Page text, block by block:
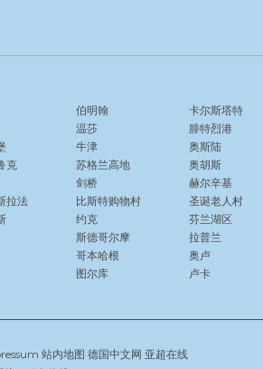
克
拉法
伯明翰
温莎
牛津
苏格兰高地
剑桥
比斯特购物村
约克
斯德哥尔摩
哥本哈根
图尔库
卡尔斯塔特
腓特烈港
奥斯陆
奥胡斯
赫尔辛基
圣诞老人村
芬兰湖区
拉普兰
奥卢
卢卡
站内地图 德国中文网 亚超在线